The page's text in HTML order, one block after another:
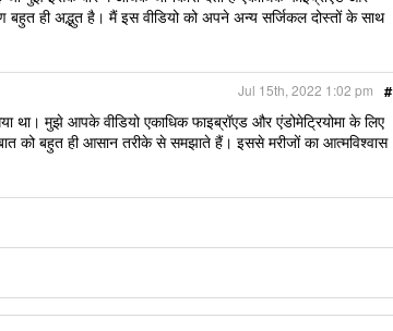
बहुत ही अद्भुत है। मैं इस वीडियो को अपने अन्य सर्जिकल दोस्तों के साथ
#
Jul 15th, 2022 1:02 pm
था। मुझे आपके वीडियो एकाधिक फाइब्रॉएड और एंडोमेट्रियोमा के लिए
को बहुत ही आसान तरीके से समझाते हैं। इससे मरीजों का आत्मविश्वास